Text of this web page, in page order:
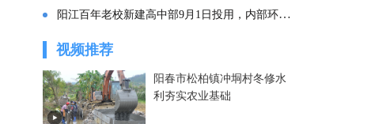
阳江百年老校新建高中部9月1日投用，内部环境曝光
视频推荐
阳春市松柏镇冲垌村冬修水
利夯实农业基础